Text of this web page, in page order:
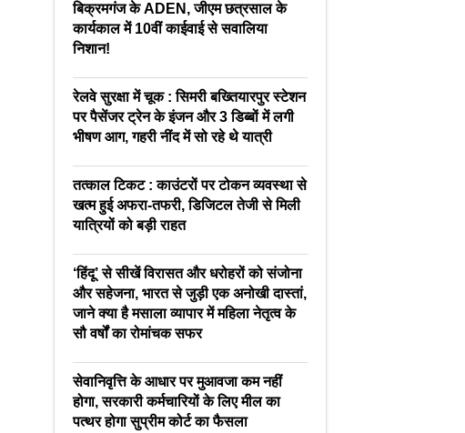
बिक्रमगंज के ADEN, जीएम छत्रसाल के
कार्यकाल में 10वीं काईवाई से सवालिया
निशान!
रेलवे सुरक्षा में चूक : सिमरी बख्तियारपुर स्टेशन
पर पैसेंजर ट्रेन के इंजन और 3 डिब्बों में लगी
भीषण आग, गहरी नींद में सो रहे थे यात्री
तत्काल टिकट : काउंटरों पर टोकन व्यवस्था से
खत्म हुई अफरा-तफरी, डिजिटल तेजी से मिली
यात्रियों को बड़ी राहत
‘हिंदू’ से सीखें विरासत और धरोहरों को संजोना
और सहेजना, भारत से जुड़ी एक अनोखी दास्तां,
जाने क्या है मसाला व्यापार में महिला नेतृत्व के
सौ वर्षों का रोमांचक सफर
सेवानिवृत्ति के आधार पर मुआवजा कम नहीं
होगा, सरकारी कर्मचारियों के लिए मील का
पत्थर होगा सुप्रीम कोर्ट का फैसला